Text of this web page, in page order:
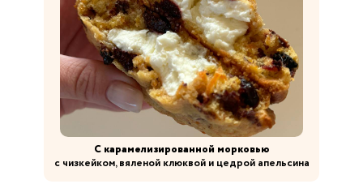
С карамелизированной морковью
с чизкейком, вяленой клюквой и цедрой апельсина